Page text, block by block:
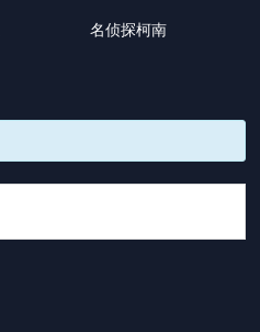
名侦探柯南